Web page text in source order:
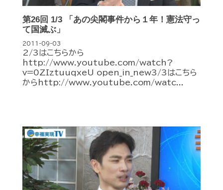
第26回 1/3 「あの尖閣事件から１年！憲法守っ
て国滅ぶ」
2011-09-03
2/3はこちらから
http://www.youtube.com/watch?
v=0ZIztuuqxeU open_in_new3/3はこちら
からhttp://www.youtube.com/watc...